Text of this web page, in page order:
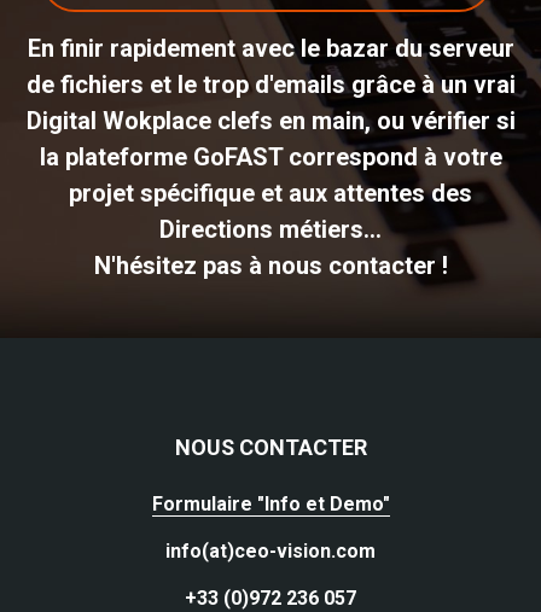
En finir rapidement avec le bazar du serveur
de fichiers et le trop d'emails grâce à un vrai
Digital Wokplace clefs en main, ou vérifier si
la plateforme GoFAST correspond à votre
projet spécifique et aux attentes des
Directions métiers...
N'hésitez pas à nous contacter !
NOUS CONTACTER
Formulaire "Info et Demo"
info(at)ceo-vision.com
+33 (0)972 236 057